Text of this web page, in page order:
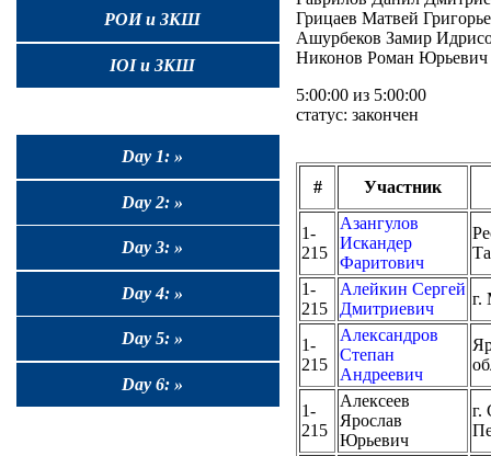
РОИ и ЗКШ
IOI и ЗКШ
Day 1: »
Day 2: »
Day 3: »
Day 4: »
Day 5: »
Day 6: »
Грицаев Матвей
Ашурбеков Замир
Никонов Роман Юрьевич
5:00:00 из 5:00:00
статус: закончен
# Участник
1-
215
Азангулов
Искандер
Фаритович
1-
215
Алейкин Сергей
Дмитриевич
г.
1-
215
Александров
Степан
Андреевич
1-
215
Алексеев
Ярослав
Юрьевич
г.